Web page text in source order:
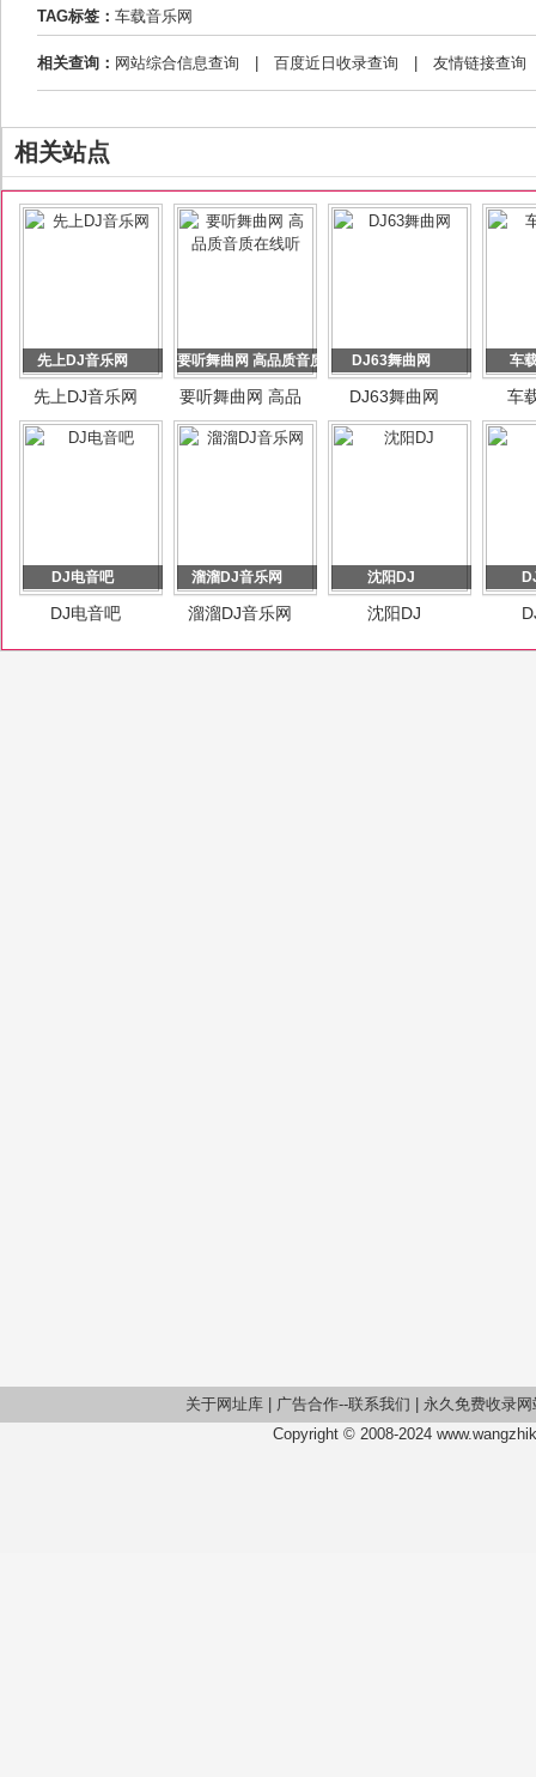
TAG标签： 车载音乐网
相关查询： 网站综合信息查询 百度近日收录查询 友情链接查询
相关站点
先上DJ音乐网
先上DJ音乐网
要听舞曲网 高品质音质在线听
要听舞曲网 高品
质音质在线听
DJ63舞曲网
DJ63舞曲网
车
车
DJ电音吧
DJ电音吧
溜溜DJ音乐网
溜溜DJ音乐网
沈阳DJ
沈阳DJ
关于网址库| 广告合作--联系我们
永久免费收录网
Copyright © 2008-2024